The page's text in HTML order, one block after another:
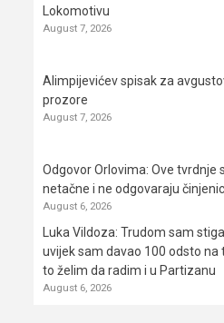
Lokomotivu
August 7, 2026
Alimpijevićev spisak za
prozore
August 7, 2026
Odgovor Orlovima: ​Ove tvrdnje
netačne i ne odgovaraju
August 6, 2026
Luka Vildoza: Trudom sam
uvijek sam davao 100 odsto na
to želim da radim i u Partizanu
August 6, 2026